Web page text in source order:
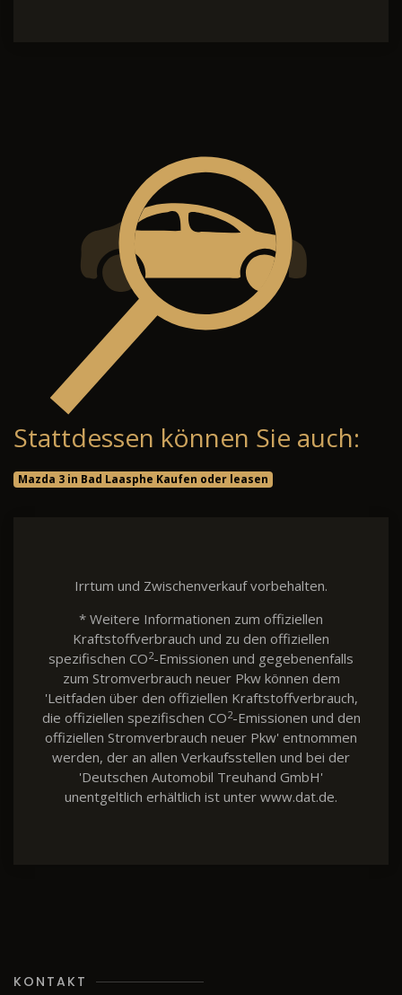
Stattdessen können Sie auch:
Mazda 3 in Bad Laasphe Kaufen oder leasen
Irrtum und Zwischenverkauf vorbehalten.
* Weitere Informationen zum offiziellen
Kraftstoffverbrauch und zu den offiziellen
spezifischen CO2-Emissionen und gegebenenfalls
zum Stromverbrauch neuer Pkw können dem
'Leitfaden über den offiziellen Kraftstoffverbrauch,
die offiziellen spezifischen CO2-Emissionen und den
offiziellen Stromverbrauch neuer Pkw' entnommen
werden, der an allen Verkaufsstellen und bei der
'Deutschen Automobil Treuhand GmbH'
unentgeltlich erhältlich ist unter www.dat.de.
KONTAKT